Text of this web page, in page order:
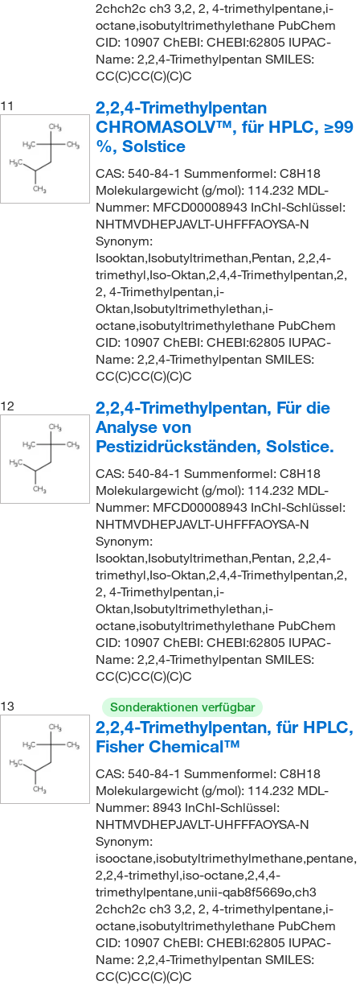
2chch2c ch3 3,2, 2, 4-trimethylpentane,i-
octane,isobutyltrimethylethane PubChem
CID: 10907 ChEBI: CHEBI:62805 IUPAC-
Name: 2,2,4-Trimethylpentan SMILES:
CC(C)CC(C)(C)C
11
2,2,4-Trimethylpentan
CHROMASOLV™, für HPLC, ≥99
%, Solstice
CAS: 540-84-1 Summenformel: C8H18
Molekulargewicht (g/mol): 114.232 MDL-
Nummer: MFCD00008943 InChI-Schlüssel:
NHTMVDHEPJAVLT-UHFFFAOYSA-N
Synonym:
Isooktan,Isobutyltrimethan,Pentan, 2,2,4-
trimethyl,Iso-Oktan,2,4,4-Trimethylpentan,2,
2, 4-Trimethylpentan,i-
Oktan,Isobutyltrimethylethan,i-
octane,isobutyltrimethylethane PubChem
CID: 10907 ChEBI: CHEBI:62805 IUPAC-
Name: 2,2,4-Trimethylpentan SMILES:
CC(C)CC(C)(C)C
12
2,2,4-Trimethylpentan, Für die
Analyse von
Pestizidrückständen, Solstice.
CAS: 540-84-1 Summenformel: C8H18
Molekulargewicht (g/mol): 114.232 MDL-
Nummer: MFCD00008943 InChI-Schlüssel:
NHTMVDHEPJAVLT-UHFFFAOYSA-N
Synonym:
Isooktan,Isobutyltrimethan,Pentan, 2,2,4-
trimethyl,Iso-Oktan,2,4,4-Trimethylpentan,2,
2, 4-Trimethylpentan,i-
Oktan,Isobutyltrimethylethan,i-
octane,isobutyltrimethylethane PubChem
CID: 10907 ChEBI: CHEBI:62805 IUPAC-
Name: 2,2,4-Trimethylpentan SMILES:
CC(C)CC(C)(C)C
13
Sonderaktionen verfügbar
2,2,4-Trimethylpentan, für HPLC,
Fisher Chemical™
CAS: 540-84-1 Summenformel: C8H18
Molekulargewicht (g/mol): 114.232 MDL-
Nummer: 8943 InChI-Schlüssel:
NHTMVDHEPJAVLT-UHFFFAOYSA-N
Synonym:
isooctane,isobutyltrimethylmethane,pentane,
2,2,4-trimethyl,iso-octane,2,4,4-
trimethylpentane,unii-qab8f5669o,ch3
2chch2c ch3 3,2, 2, 4-trimethylpentane,i-
octane,isobutyltrimethylethane PubChem
CID: 10907 ChEBI: CHEBI:62805 IUPAC-
Name: 2,2,4-Trimethylpentan SMILES:
CC(C)CC(C)(C)C